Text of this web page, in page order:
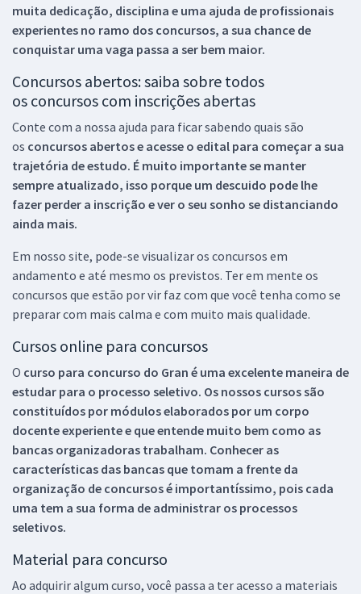
muita dedicação, disciplina e uma ajuda de profissionais
experientes no ramo dos concursos, a sua chance de
conquistar uma vaga passa a ser bem maior.
Concursos abertos: saiba sobre todos
os concursos com inscrições abertas
Conte com a nossa ajuda para ficar sabendo quais são
os concursos abertos e acesse o edital para começar a sua
trajetória de estudo. É muito importante se manter
sempre atualizado, isso porque um descuido pode lhe
fazer perder a inscrição e ver o seu sonho se distanciando
ainda mais.
Em nosso site, pode-se visualizar os concursos em
andamento e até mesmo os previstos. Ter em mente os
concursos que estão por vir faz com que você tenha como se
preparar com mais calma e com muito mais qualidade.
Cursos online para concursos
O curso para concurso do Gran é uma excelente maneira de
estudar para o processo seletivo. Os nossos cursos são
constituídos por módulos elaborados por um corpo
docente experiente e que entende muito bem como as
bancas organizadoras trabalham. Conhecer as
características das bancas que tomam a frente da
organização de concursos é importantíssimo, pois cada
uma tem a sua forma de administrar os processos
seletivos.
Material para concurso
Ao adquirir algum curso, você passa a ter acesso a materiais